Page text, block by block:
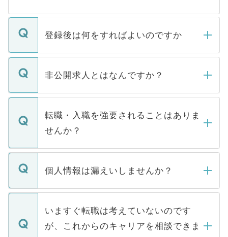
登録後は何をすればよいのですか
ご登録いただきましたら、弊社担当者がご
登録内容を確認し、その後メールもしくは
ます。通常、5営業日以内にはご連絡をせて
いただきますので、しばらくお待ちくださ
い。
非公開求人とはなんですか？
マイナビDOCTORで取り扱っている求人の
うち約3割は、Webサイトからご覧いただ
けない「非公開求人」です。非公開求人は
下記の理由によって、一般には公開してい
ません。
■応募殺到を避けるため 人気のある医療機
関を公にしてしまうと、応募が殺到する場
に、医療機関が求める条件に合った人材の
みを人材紹介会社に依頼するケースが増え
転職・入職を強要されることはありま
せんか？
転職・入職を強要することは一切ありませ
ん。また、仮に応募先から内定をいただい
定を承諾する必要はありません。内定先へ
の辞退の連絡はキャリアパートナーが行い
ますので、ご安心ください。
個人情報は漏えいしませんか？
個人情報が漏えいすることはありませんの
で、ご安心ください。当サイトからの登録
などで収集したご登録者様の個人情報は、
ご本人のキャリアアップおよび転職活動の
いますぐ転職は考えていないのです
が、これからのキャリアを相談できま